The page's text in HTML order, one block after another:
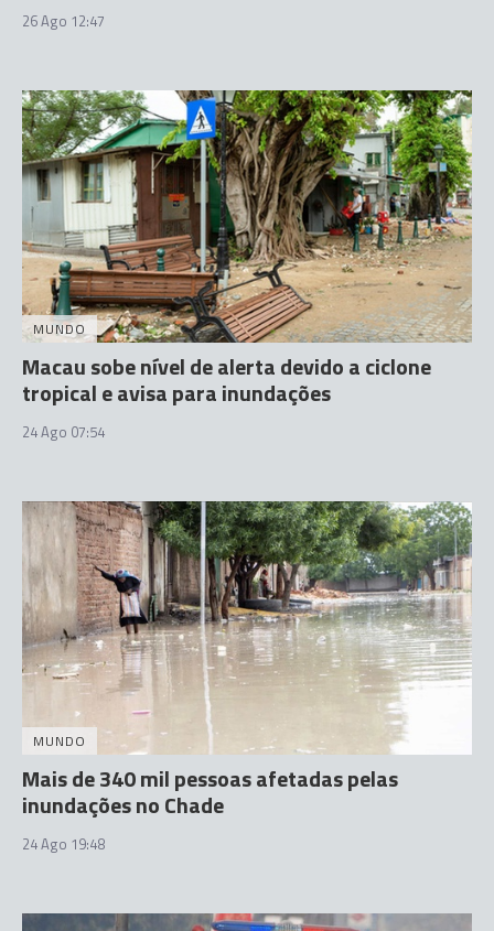
26 Ago 12:47
MUNDO
Macau sobe nível de alerta devido a ciclone
tropical e avisa para inundações
24 Ago 07:54
MUNDO
Mais de 340 mil pessoas afetadas pelas
inundações no Chade
24 Ago 19:48